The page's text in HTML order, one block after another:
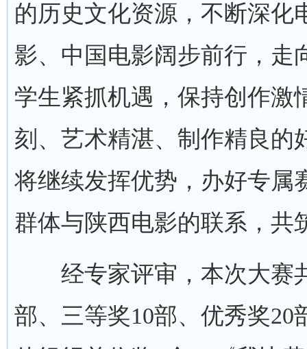
的历史文化资源，不断深化
影、中国电影阔步前行，走
学生紧抓机遇，保持创作激
刻、艺术精湛、制作精良的
将继续发挥优势，办好专属
群体与陕西电影的联系，共
经专家评审，本次大赛
部、三等奖10部、优秀奖20